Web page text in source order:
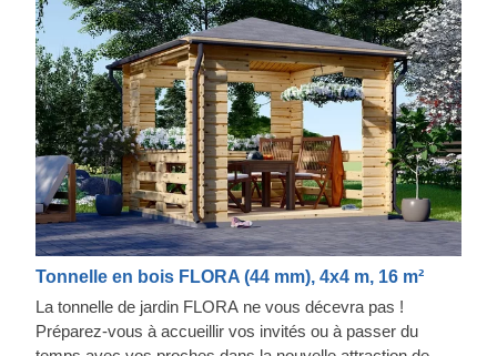
Tonnelle en bois FLORA (44 mm), 4x4 m, 16 m²
La tonnelle de jardin FLORA ne vous décevra pas !
Préparez-vous à accueillir vos invités ou à passer du